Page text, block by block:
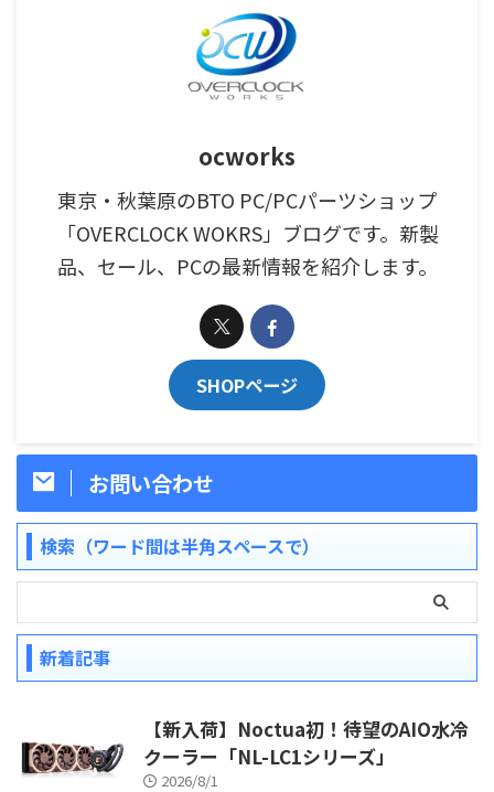
ocworks
東京・秋葉原のBTO PC/PCパーツショップ
「OVERCLOCK WOKRS」ブログです。新製
品、セール、PCの最新情報を紹介します。
SHOPページ
お問い合わせ
検索（ワード間は半角スペースで）
新着記事
【新入荷】Noctua初！待望のAIO水冷
クーラー「NL-LC1シリーズ」
2026/8/1